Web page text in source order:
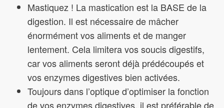
Mastiquez ! La mastication est la BASE de la
digestion. Il est nécessaire de mâcher
énormément vos aliments et de manger
lentement. Cela limitera vos soucis digestifs,
car vos aliments seront déjà prédécoupés et
vos enzymes digestives bien activées.
Toujours dans l’optique d’optimiser la fonction
de vos enzymes digestives, il est préférable de